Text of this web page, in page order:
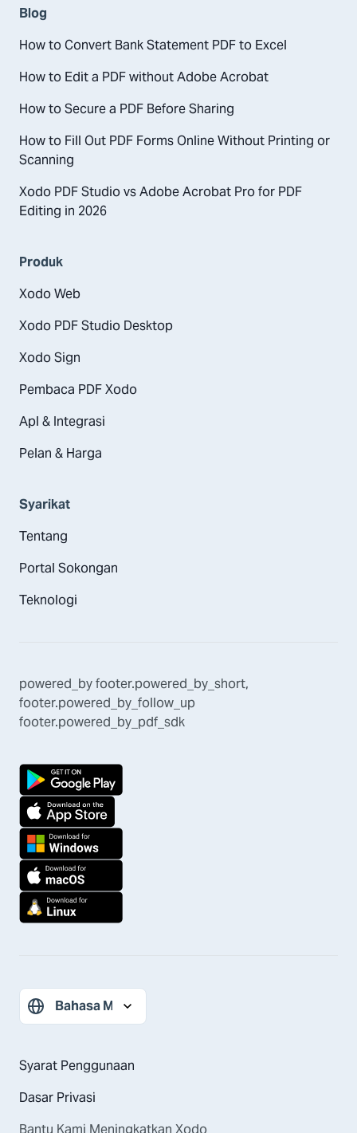
Blog
How to Convert Bank Statement PDF to Excel
How to Edit a PDF without Adobe Acrobat
How to Secure a PDF Before Sharing
How to Fill Out PDF Forms Online Without Printing or
Scanning
Xodo PDF Studio vs Adobe Acrobat Pro for PDF
Editing in 2026
Produk
Xodo Web
Xodo PDF Studio Desktop
Xodo Sign
Pembaca PDF Xodo
Apl & Integrasi
Pelan & Harga
Syarikat
Tentang
Portal Sokongan
Teknologi
powered_byfooter.powered_by_short,
footer.powered_by_follow_up
footer.powered_by_pdf_sdk
Syarat Penggunaan
Dasar Privasi
Bantu Kami Meningkatkan Xodo